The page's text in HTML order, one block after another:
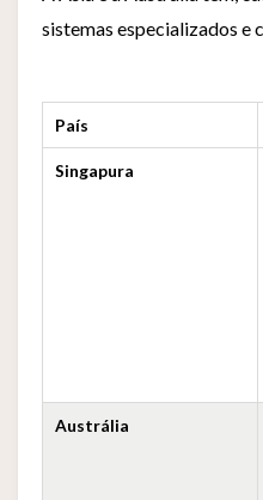
sistemas especializados e
País
Singapura
Austrália